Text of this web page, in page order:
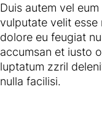
Duis autem vel
vulputate velit esse
dolore eu feugiat
accumsan et iusto
luptatum zzril
nulla facilisi.